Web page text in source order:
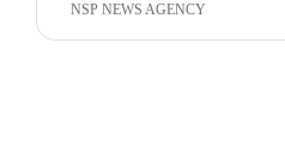
NSP NEWS AGENCY